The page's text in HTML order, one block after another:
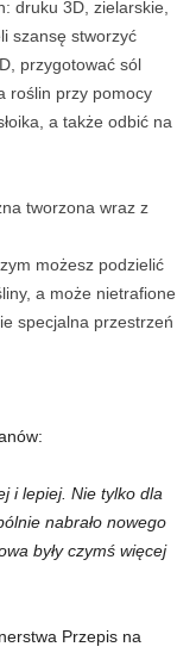
druku 3D, zielarskie,
szansę stworzyć
przygotować sól
roślin przy pomocy
a także odbić na
tworzona wraz z
możesz podzielić
a może nietrafione
specjalna przestrzeń
i lepiej. Nie tylko dla
nabrało nowego
były czymś więcej
Przepis na